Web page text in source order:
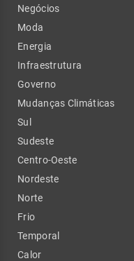
Negócios
Moda
Energia
Infraestrutura
Governo
Mudanças Climáticas
Sul
Sudeste
Centro-Oeste
Nordeste
Norte
Frio
Temporal
Calor